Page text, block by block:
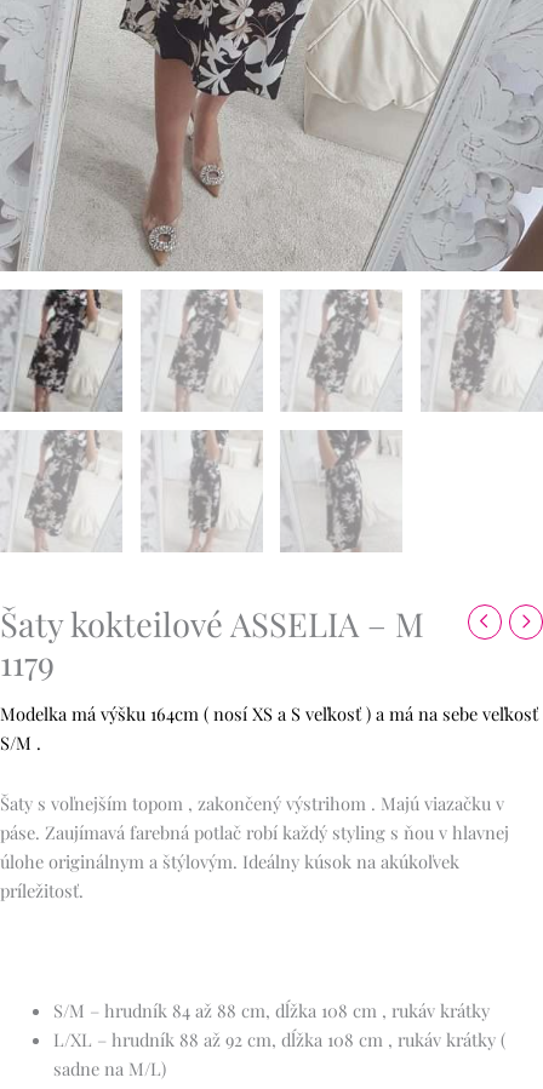
Šaty kokteilové ASSELIA – M
1179
Modelka má výšku 164cm ( nosí XS a S veľkosť ) a má na sebe veľkosť
S/M .
Šaty s voľnejším topom , zakončený výstrihom . Majú viazačku v
páse. Zaujímavá farebná potlač robí každý styling s ňou v hlavnej
úlohe originálnym a štýlovým. Ideálny kúsok na akúkoľvek
príležitosť.
S/M – hrudník 84 až 88 cm, dĺžka 108 cm , rukáv krátky
L/XL – hrudník 88 až 92 cm, dĺžka 108 cm , rukáv krátky (
sadne na M/L)